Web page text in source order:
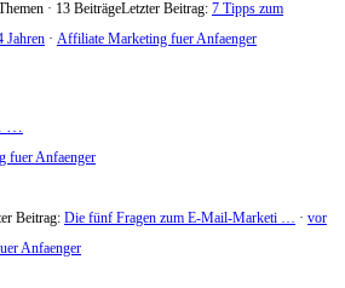
· 13 BeiträgeLetzter Beitrag: 7 Tipps zum
Jahren · Affiliate Marketing fuer Anfaenger
…
fuer Anfaenger
Beitrag: Die fünf Fragen zum E-Mail-Marketi … · vor
Anfaenger